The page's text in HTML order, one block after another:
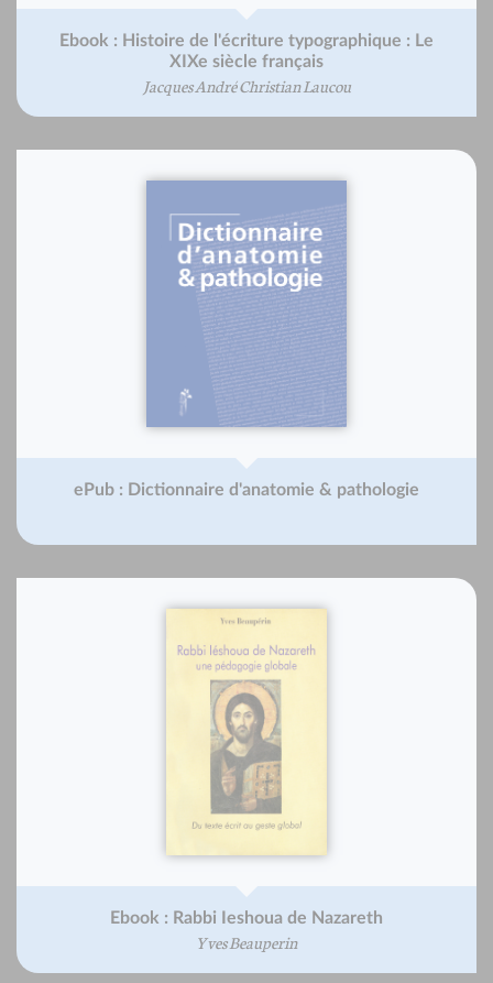
Ebook : Histoire de l'écriture typographique : Le
XIXe siècle français
Jacques André Christian Laucou
ePub : Dictionnaire d'anatomie & pathologie
Ebook : Rabbi Ieshoua de Nazareth
Yves Beauperin